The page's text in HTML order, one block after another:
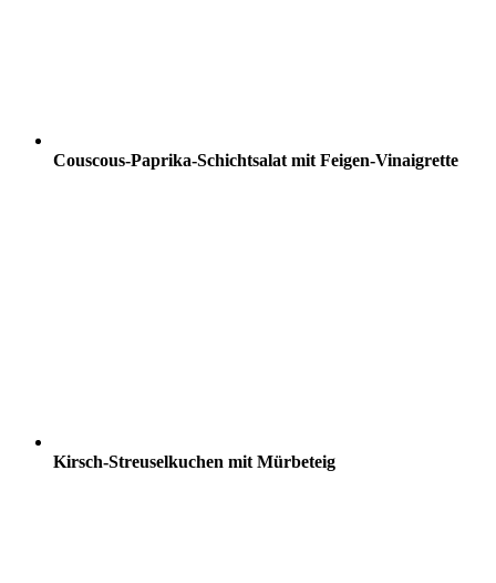
Couscous-Paprika-Schichtsalat mit Feigen-Vinaigrette
Kirsch-Streuselkuchen mit Mürbeteig